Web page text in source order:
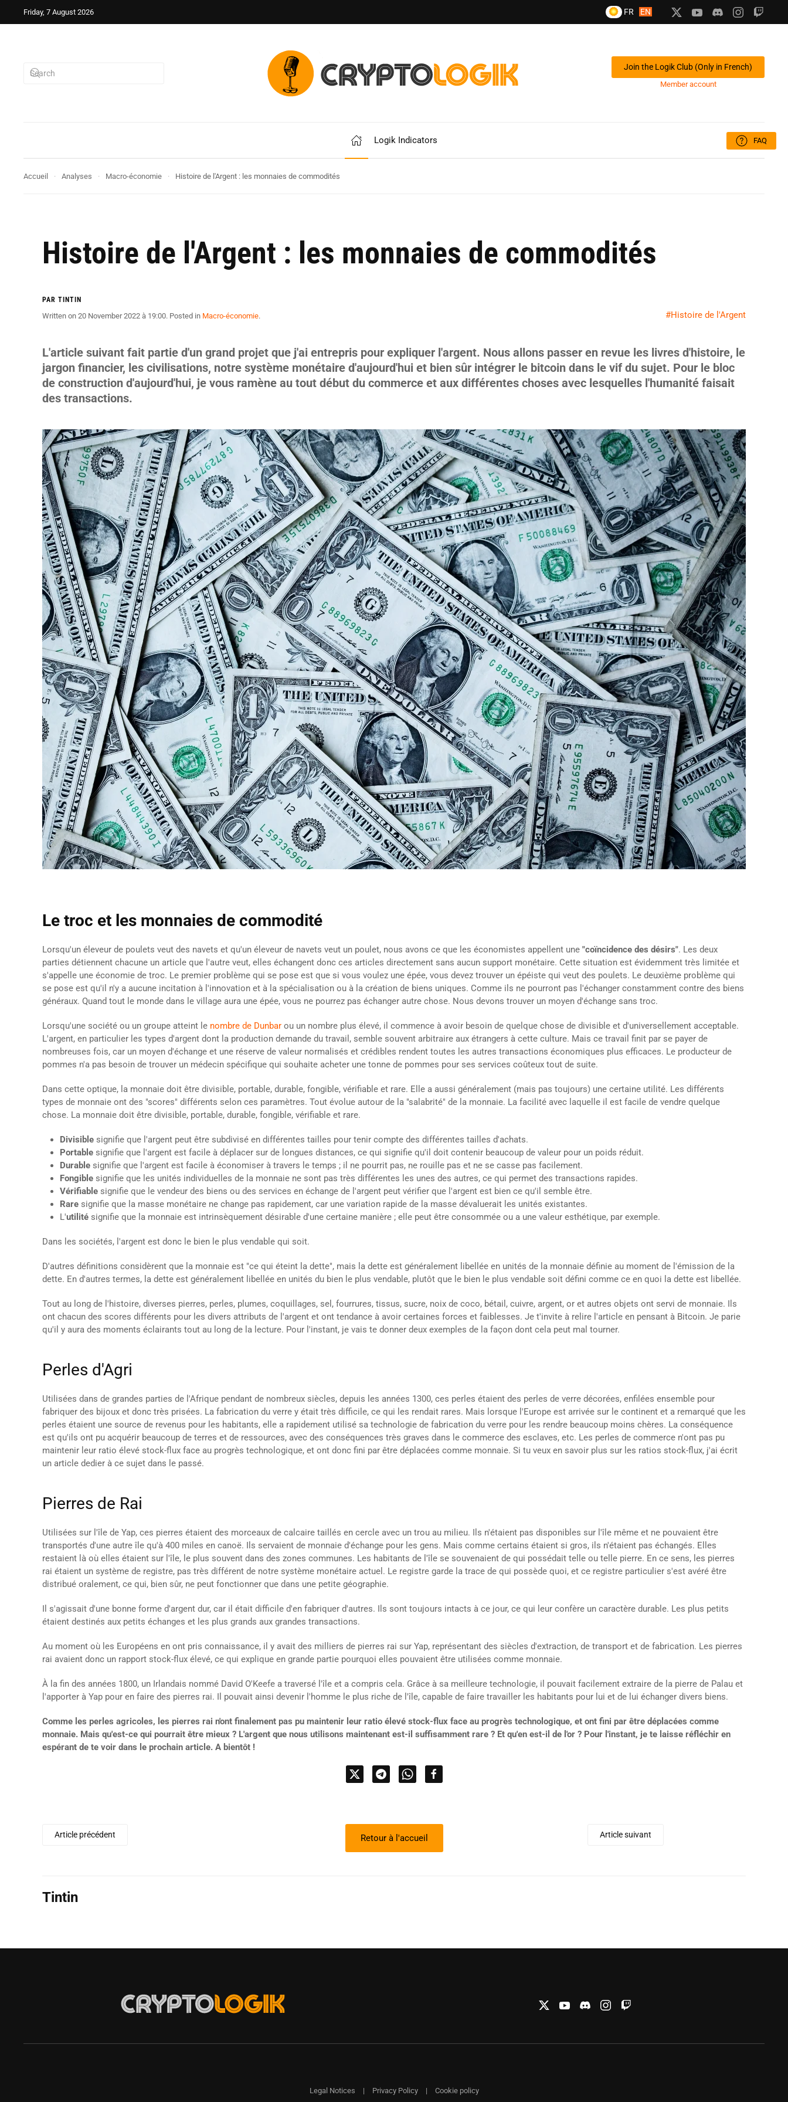
Friday, 7 August 2026 FR EN
Join the Logik Club (Only in French)
Member account
Logik Indicators FAQ
Accueil Analyses Macro-économie Histoire de l'Argent : les monnaies de commodités
Histoire de l'Argent : les monnaies de commodités
PAR TINTIN
Written on 20 November 2022 à 19:00. Posted in Macro-économie. #Histoire de l'Argent
L'article suivant fait partie d'un grand projet que j'ai entrepris pour expliquer l'argent. Nous allons passer en revue les livres d'histoire, le
jargon financier, les civilisations, notre système monétaire d'aujourd'hui et bien sûr intégrer le bitcoin dans le vif du sujet. Pour le bloc
de construction d'aujourd'hui, je vous ramène au tout début du commerce et aux différentes choses avec lesquelles l'humanité faisait
des transactions.
Le troc et les monnaies de commodité
Lorsqu'un éleveur de poulets veut des navets et qu'un éleveur de navets veut un poulet, nous avons ce que les économistes appellent une "coïncidence des désirs". Les deux
parties détiennent chacune un article que l'autre veut, elles échangent donc ces articles directement sans aucun support monétaire. Cette situation est évidemment très limitée et
s'appelle une économie de troc. Le premier problème qui se pose est que si vous voulez une épée, vous devez trouver un épéiste qui veut des poulets. Le deuxième problème qui
se pose est qu'il n'y a aucune incitation à l'innovation et à la spécialisation ou à la création de biens uniques. Comme ils ne pourront pas l'échanger constamment contre des biens
généraux. Quand tout le monde dans le village aura une épée, vous ne pourrez pas échanger autre chose. Nous devons trouver un moyen d'échange sans troc.
Lorsqu'une société ou un groupe atteint le nombre de Dunbar ou un nombre plus élevé, il commence à avoir besoin de quelque chose de divisible et d'universellement acceptable.
L'argent, en particulier les types d'argent dont la production demande du travail, semble souvent arbitraire aux étrangers à cette culture. Mais ce travail finit par se payer de
nombreuses fois, car un moyen d'échange et une réserve de valeur normalisés et crédibles rendent toutes les autres transactions économiques plus efficaces. Le producteur de
pommes n'a pas besoin de trouver un médecin spécifique qui souhaite acheter une tonne de pommes pour ses services coûteux tout de suite.
Dans cette optique, la monnaie doit être divisible, portable, durable, fongible, vérifiable et rare. Elle a aussi généralement (mais pas toujours) une certaine utilité. Les différents
types de monnaie ont des "scores" différents selon ces paramètres. Tout évolue autour de la "salabrité" de la monnaie. La facilité avec laquelle il est facile de vendre quelque
chose. La monnaie doit être divisible, portable, durable, fongible, vérifiable et rare.
Divisible signifie que l'argent peut être subdivisé en différentes tailles pour tenir compte des différentes tailles d'achats.
Portable signifie que l'argent est facile à déplacer sur de longues distances, ce qui signifie qu'il doit contenir beaucoup de valeur pour un poids réduit.
Durable signifie que l'argent est facile à économiser à travers le temps ; il ne pourrit pas, ne rouille pas et ne se casse pas facilement.
Fongible signifie que les unités individuelles de la monnaie ne sont pas très différentes les unes des autres, ce qui permet des transactions rapides.
Vérifiable signifie que le vendeur des biens ou des services en échange de l'argent peut vérifier que l'argent est bien ce qu'il semble être.
Rare signifie que la masse monétaire ne change pas rapidement, car une variation rapide de la masse dévaluerait les unités existantes.
L'utilité signifie que la monnaie est intrinsèquement désirable d'une certaine manière ; elle peut être consommée ou a une valeur esthétique, par exemple.
Dans les sociétés, l'argent est donc le bien le plus vendable qui soit.
D'autres définitions considèrent que la monnaie est "ce qui éteint la dette", mais la dette est généralement libellée en unités de la monnaie définie au moment de l'émission de la
dette. En d'autres termes, la dette est généralement libellée en unités du bien le plus vendable, plutôt que le bien le plus vendable soit défini comme ce en quoi la dette est libellée.
Tout au long de l'histoire, diverses pierres, perles, plumes, coquillages, sel, fourrures, tissus, sucre, noix de coco, bétail, cuivre, argent, or et autres objets ont servi de monnaie. Ils
ont chacun des scores différents pour les divers attributs de l'argent et ont tendance à avoir certaines forces et faiblesses. Je t'invite à relire l'article en pensant à Bitcoin. Je parie
qu'il y aura des moments éclairants tout au long de la lecture. Pour l'instant, je vais te donner deux exemples de la façon dont cela peut mal tourner.
Perles d'Agri
Utilisées dans de grandes parties de l'Afrique pendant de nombreux siècles, depuis les années 1300, ces perles étaient des perles de verre décorées, enfilées ensemble pour
fabriquer des bijoux et donc très prisées. La fabrication du verre y était très difficile, ce qui les rendait rares. Mais lorsque l'Europe est arrivée sur le continent et a remarqué que les
perles étaient une source de revenus pour les habitants, elle a rapidement utilisé sa technologie de fabrication du verre pour les rendre beaucoup moins chères. La conséquence
est qu'ils ont pu acquérir beaucoup de terres et de ressources, avec des conséquences très graves dans le commerce des esclaves, etc. Les perles de commerce n'ont pas pu
maintenir leur ratio élevé stock-flux face au progrès technologique, et ont donc fini par être déplacées comme monnaie. Si tu veux en savoir plus sur les ratios stock-flux, j'ai écrit
un article dedier à ce sujet dans le passé.
Pierres de Rai
Utilisées sur l'île de Yap, ces pierres étaient des morceaux de calcaire taillés en cercle avec un trou au milieu. Ils n'étaient pas disponibles sur l'île même et ne pouvaient être
transportés d'une autre île qu'à 400 miles en canoë. Ils servaient de monnaie d'échange pour les gens. Mais comme certains étaient si gros, ils n'étaient pas échangés. Elles
restaient là où elles étaient sur l'île, le plus souvent dans des zones communes. Les habitants de l'île se souvenaient de qui possédait telle ou telle pierre. En ce sens, les pierres
rai étaient un système de registre, pas très différent de notre système monétaire actuel. Le registre garde la trace de qui possède quoi, et ce registre particulier s'est avéré être
distribué oralement, ce qui, bien sûr, ne peut fonctionner que dans une petite géographie.
Il s'agissait d'une bonne forme d'argent dur, car il était difficile d'en fabriquer d'autres. Ils sont toujours intacts à ce jour, ce qui leur confère un caractère durable. Les plus petits
étaient destinés aux petits échanges et les plus grands aux grandes transactions.
Au moment où les Européens en ont pris connaissance, il y avait des milliers de pierres rai sur Yap, représentant des siècles d'extraction, de transport et de fabrication. Les pierres
rai avaient donc un rapport stock-flux élevé, ce qui explique en grande partie pourquoi elles pouvaient être utilisées comme monnaie.
À la fin des années 1800, un Irlandais nommé David O'Keefe a traversé l'île et a compris cela. Grâce à sa meilleure technologie, il pouvait facilement extraire de la pierre de Palau et
l'apporter à Yap pour en faire des pierres rai. Il pouvait ainsi devenir l'homme le plus riche de l'île, capable de faire travailler les habitants pour lui et de lui échanger divers biens.
Comme les perles agricoles, les pierres rai n'ont finalement pas pu maintenir leur ratio élevé stock-flux face au progrès technologique, et ont fini par être déplacées comme
monnaie. Mais qu'est-ce qui pourrait être mieux ? L'argent que nous utilisons maintenant est-il suffisamment rare ? Et qu'en est-il de l'or ? Pour l'instant, je te laisse réfléchir en
espérant de te voir dans le prochain article. A bientôt !
Article précédent Retour à l'accueil Article suivant
Tintin
Legal Notices | Privacy Policy| Cookie policy